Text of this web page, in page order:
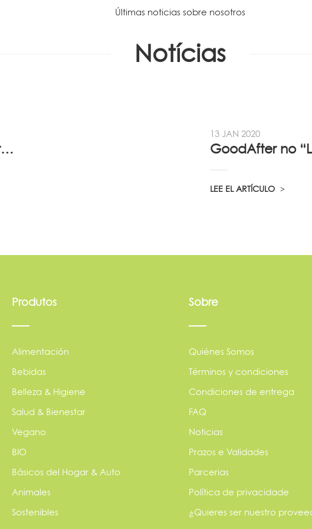
Últimas noticias sobre nosotros
Notícias
Parceria PRIO - Viadireta - Goodafter...
13 JAN 2020
LEE EL ARTÍCULO
Produtos
Alimentación
Bebidas
Belleza & Higiene
Salud & Bienestar
Vegano
BIO
Básicos del Hogar & Auto
Animales
Sostenibles
Sobre
Quiénes Somos
Términos y condiciones
Condiciones de entrega
FAQ
Noticias
Prazos e Validades
Parcerias
Política de privacidade
¿Quieres ser nuestro